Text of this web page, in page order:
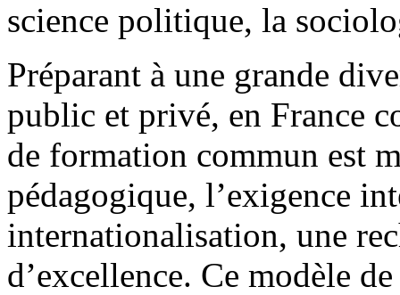
science politique, la
Préparant à une grande
public et privé, en France
de formation commun est
pédagogique, l’exigence
internationalisation, une
d’excellence. Ce modèle